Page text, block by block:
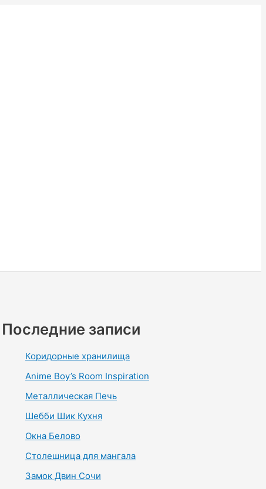
Последние записи
Коридорные хранилища
Anime Boy’s Room Inspiration
Металлическая Печь
Шебби Шик Кухня
Окна Белово
Столешница для мангала
Замок Двин Сочи